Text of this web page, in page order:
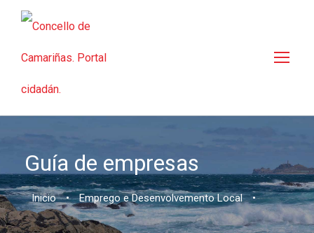
Guía de empresas
Inicio • Emprego e Desenvolvemento Local •